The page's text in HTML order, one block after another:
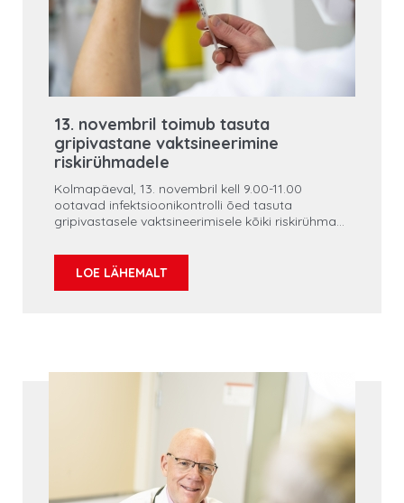
13. novembril toimub tasuta
gripivastane vaktsineerimine
riskirühmadele
Kolmapäeval, 13. novembril kell 9.00-11.00
ootavad infektsioonikontrolli õed tasuta
gripivastasele vaktsineerimisele kõiki riskirühma
LOE LÄHEMALT